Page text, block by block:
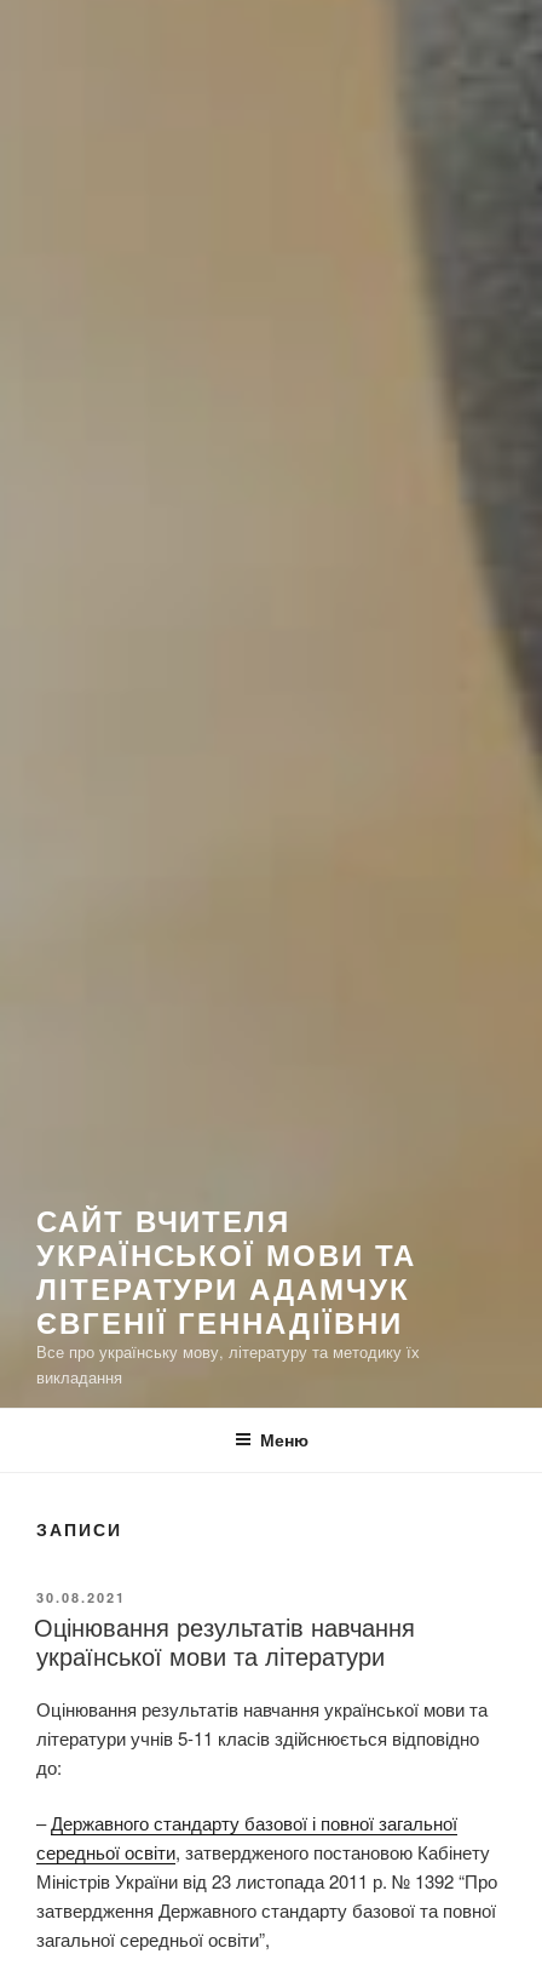
САЙТ ВЧИТЕЛЯ
УКРАЇНСЬКОЇ МОВИ ТА
ЛІТЕРАТУРИ АДАМЧУК
ЄВГЕНІЇ ГЕННАДІЇВНИ
Все про українську мову, літературу та методику їх
викладання
Меню
ЗАПИСИ
О
П
У
Б
І
О
В
30.08.2021
Оцінювання результатів навчання
української мови та літератури
Оцінювання результатів навчання української мови та
літератури учнів 5-11 класів здійснюється відповідно
до:
–Державного стандарту базової і повної загальної
середньої освіти, затвердженого постановою Кабінету
Міністрів України від 23 листопада 2011 р. № 1392 “Про
затвердження Державного стандарту базової та повної
загальної середньої освіти”,